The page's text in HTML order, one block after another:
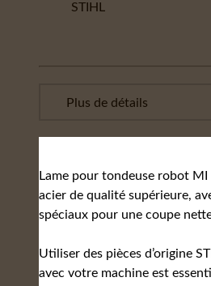
STIHL
Lame pour tondeuse robot
acier de qualité supérieure,
spéciaux pour une coupe
Utiliser des pièces d’origine
avec votre machine est